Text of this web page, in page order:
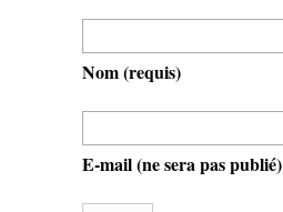
Nom(requis)
E-mail (ne sera pas publié)